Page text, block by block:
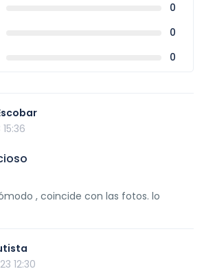
0
0
0
, coincide con las fotos. lo
12:30